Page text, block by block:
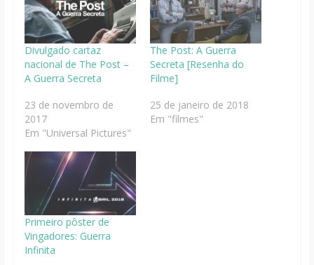
Divulgado cartaz
nacional de The Post –
A Guerra Secreta
23 de novembro de
2017
Em "Universal Pictures"
The Post: A Guerra
Secreta [Resenha do
Filme]
25 de janeiro de 2018
Em "filmes"
Primeiro pôster de
Vingadores: Guerra
Infinita